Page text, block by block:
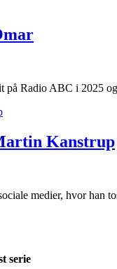
på Radio ABC i 2025
Kanstrup
medier, hvor han
serie